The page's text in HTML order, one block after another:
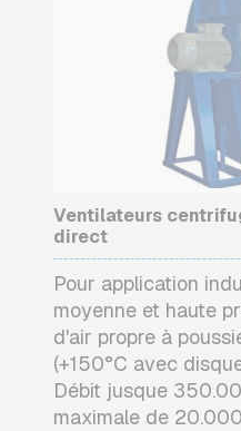
Ventilateurs
direct
Pour application
moyenne et haute
d'air propre à
(+150°C avec
Débit jusque
maximale de